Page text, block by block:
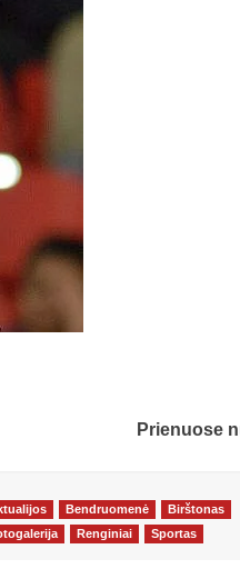
Prienuose
Bendruomenė
Birštonas
Renginiai Sportas